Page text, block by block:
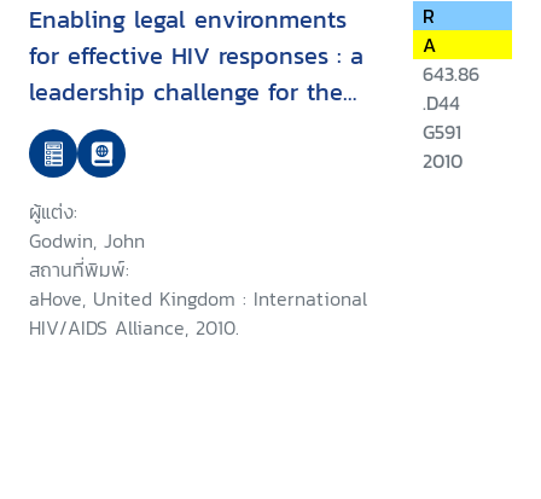
Enabling legal environments
for effective HIV responses : a
leadership challenge for the
Commonwealth
ผู้แต่ง:
Godwin, John
สถานที่พิมพ์:
aHove, United Kingdom : International
HIV/AIDS Alliance, 2010.
R
A
643.86
.D44
G591
2010